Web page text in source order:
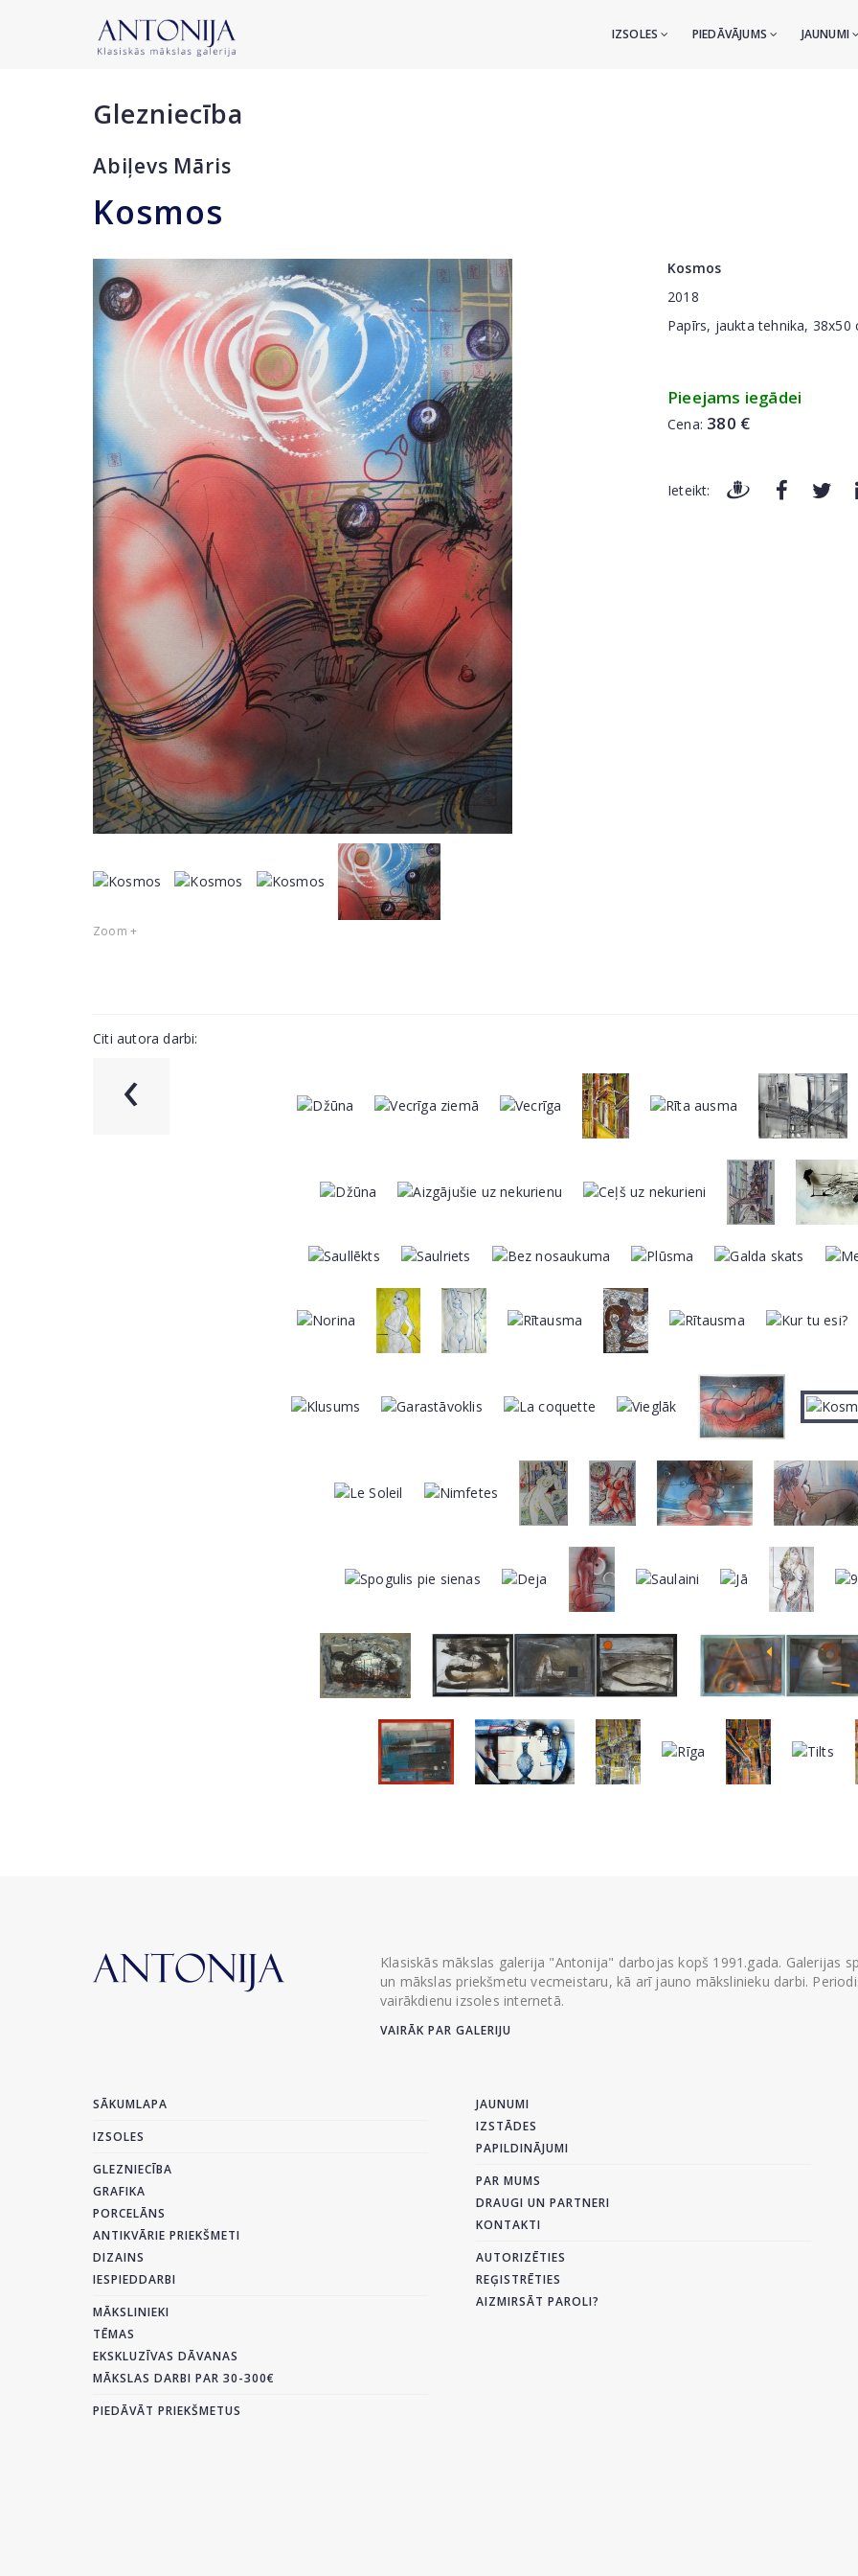
IZSOLES PIEDĀVĀJUMS JAUNUMI
Glezniecība
Abiļevs Māris
Kosmos
Zoom +
Kosmos
2018
Papīrs, jaukta tehnika, 38x50
Pieejams iegādei
Cena: 380 €
Ieteikt:
Citi autora darbi:
‹
Klasiskās mākslas galerija "Antonija" darbojas kopš 1991.gada. Galerijas
un mākslas priekšmetu vecmeistaru, kā arī jauno mākslinieku darbi.
vairākdienu izsoles internetā.
VAIRĀK PAR GALERIJU
SĀKUMLAPA
IZSOLES
GLEZNIECĪBA
GRAFIKA
PORCELĀNS
ANTIKVĀRIE PRIEKŠMETI
DIZAINS
IESPIEDDARBI
MĀKSLINIEKI
TĒMAS
EKSKLUZĪVAS DĀVANAS
MĀKSLAS DARBI PAR 30-300€
PIEDĀVĀT PRIEKŠMETUS
JAUNUMI
IZSTĀDES
PAPILDINĀJUMI
PAR MUMS
DRAUGI UN PARTNERI
KONTAKTI
AUTORIZĒTIES
REĢISTRĒTIES
AIZMIRSĀT PAROLI?